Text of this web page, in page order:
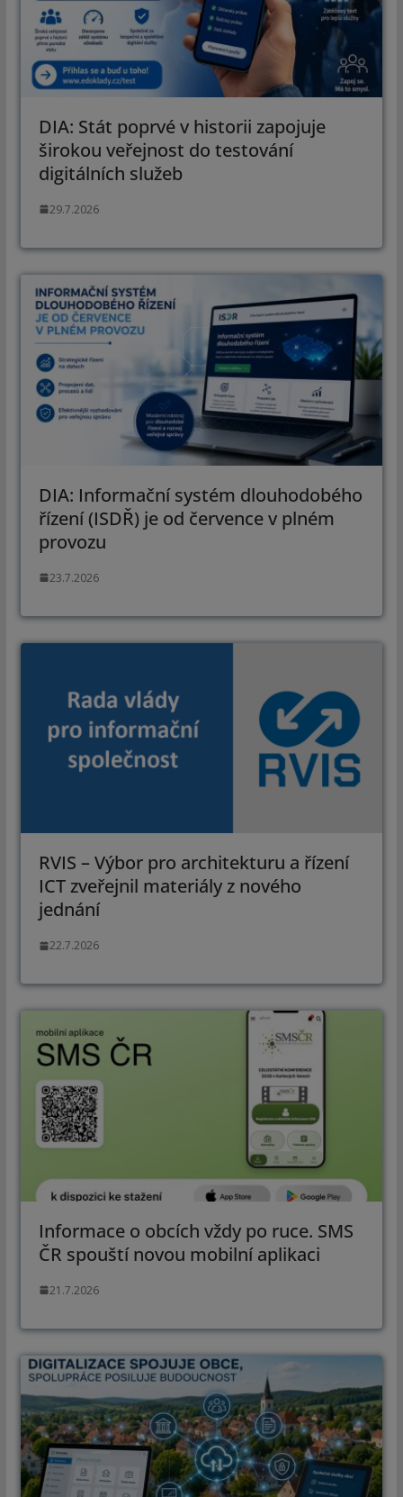
DIA: Stát poprvé v historii zapojuje
širokou veřejnost do testování
digitálních služeb
29.7.2026
DIA: Informační systém dlouhodobého
řízení (ISDŘ) je od července v plném
provozu
23.7.2026
RVIS – Výbor pro architekturu a řízení
ICT zveřejnil materiály z nového
jednání
22.7.2026
Informace o obcích vždy po ruce. SMS
ČR spouští novou mobilní aplikaci
21.7.2026